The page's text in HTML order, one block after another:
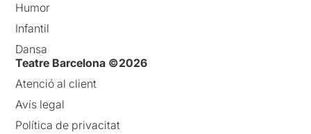
Humor
Infantil
Dansa
Teatre Barcelona ©2026
Atenció al client
Avís legal
Política de privacitat